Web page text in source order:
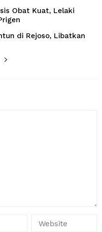
Obat Kuat, Lelaki
di Rejoso, Libatkan